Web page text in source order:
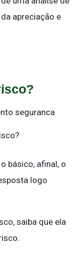
apreciação e
básico, afinal, o
logo
saiba que ela